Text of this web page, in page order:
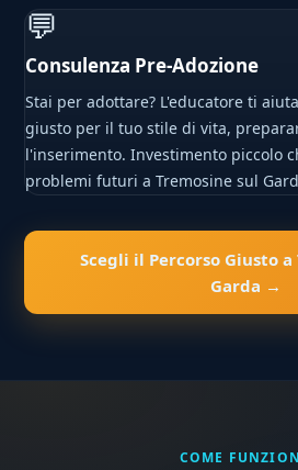
💬
Consulenza Pre-Adozione
Stai per adottare? L'educatore ti
giusto per il tuo stile di vita,
l'inserimento. Investimento piccolo
problemi futuri a Tremosine sul
Scegli il Percorso Giusto
Garda →
COME